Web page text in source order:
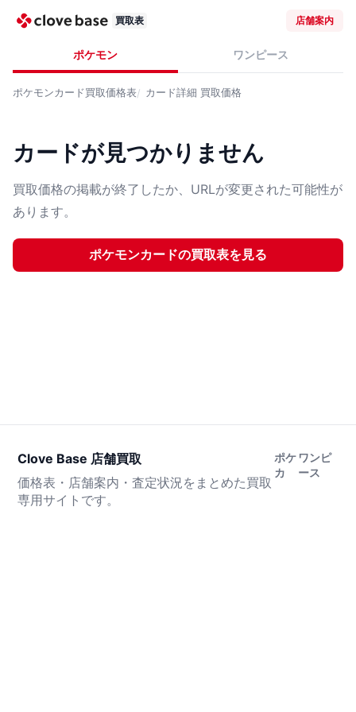
買取表 店舗案内
ポケモン ワンピース
ポケモンカード買取価格表 カード詳細 買取価格
カードが見つかりません
買取価格の掲載が終了したか、URLが変更された可能性が
あります。
ポケモンカードの買取表を見る
Clove Base 店舗買取
価格表・店舗案内・査定状況をまとめた買取
専用サイトです。
ポケ
カ
ワンピ
ース